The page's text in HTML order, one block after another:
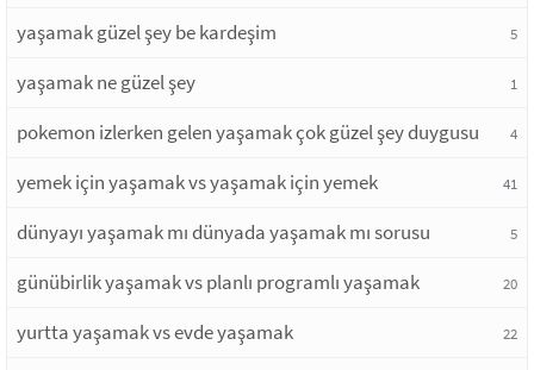
yaşamak güzel şey be kardeşim 5
yaşamak ne güzel şey 1
pokemon izlerken gelen yaşamak çok güzel şey duygusu 4
yemek için yaşamak vs yaşamak için yemek 41
dünyayı yaşamak mı dünyada yaşamak mı sorusu 5
günübirlik yaşamak vs planlı programlı yaşamak 20
yurtta yaşamak vs evde yaşamak 22